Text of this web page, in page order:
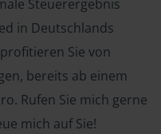
Steuerergebnis
in Deutschlands
Sie von
bereits ab einem
Rufen Sie mich gerne
mich auf Sie!